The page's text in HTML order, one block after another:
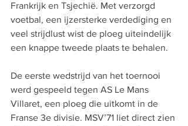
Frankrijk en Tsjechië. Met verzorgd
voetbal, een ijzersterke verdediging en
veel strijdlust wist de ploeg uiteindelijk
een knappe tweede plaats te behalen.
De eerste wedstrijd van het toernooi
werd gespeeld tegen AS Le Mans
Villaret, een ploeg die uitkomt in de
Franse 3e divisie. MSV’71 liet direct zien